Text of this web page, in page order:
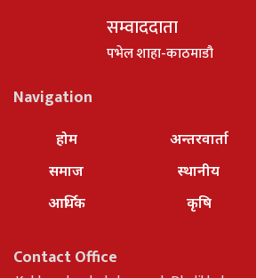
सम्वाददाता
पभेल शाहा-काठमाडौ
Navigation
होम
समाज
आर्थिक
अन्तरवार्ता
स्थानीय
कृषि
Contact Office